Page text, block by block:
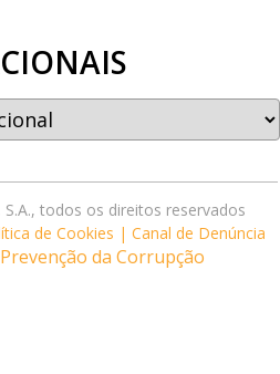
todos os direitos reservados
de Cookies | Canal de Denúncia
da Corrupção